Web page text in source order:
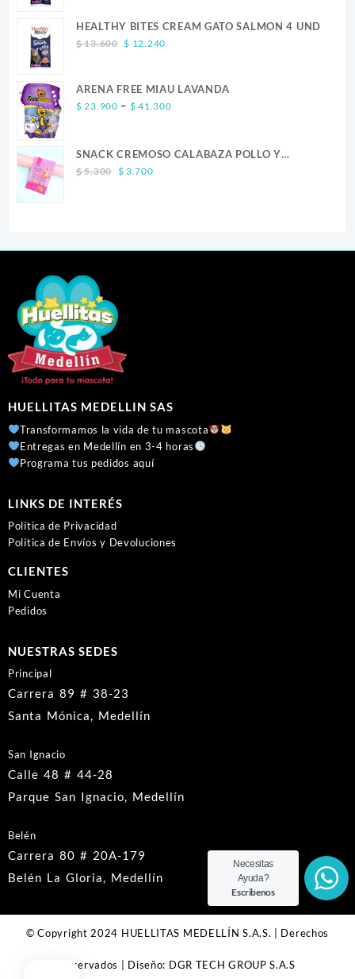
$ 13.600.$ 12.240.
HEALTHY BITES CREAM GATO SALMON 4 UND
$13.600 Original
$ 13.600.
$ 12.240Current
$ 12.240.
ARENA FREE MIAU LAVANDA
$ 23.900 – $ 41.300Price
through
SNACK CREMOSO CALABAZA POLLO Y
SALMON CANINO X 5
$5.300
Original
$ 3.700Current
HUELLITAS MEDELLIN SAS
Transformamos la vida de tu mascota
Entregas en Medellín en 3-4 horas
Programa tus pedidos aquí
LINKS DE INTERÉS
Política de Privacidad
Política de Envíos y Devoluciones
CLIENTES
Mi Cuenta
Pedidos
NUESTRAS SEDES
Principal
Carrera 89 # 38-23
Santa Mónica, Medellín
San Ignacio
Calle 48 # 44-28
Parque San Ignacio, Medellín
Belén
Carrera 80 # 20A-179
Belén La Gloria, Medellín
© Copyright 2024 HUELLITAS MEDELLÍN S.A.S. | Derechos
Reservados | Diseño: DGR TECH GROUP S.A.S
Necesitas
Ayuda?
Escribenos